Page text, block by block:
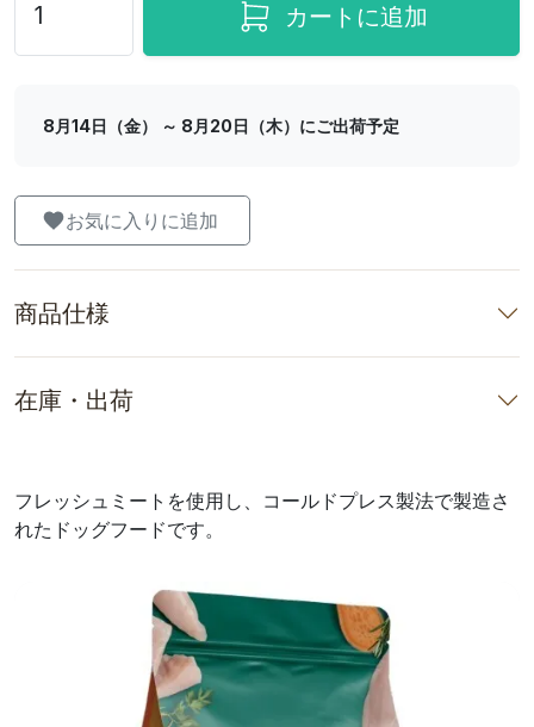
カートに追加
8月14日（金） ～ 8月20日（木）にご出荷予定
お気に入りに追加
商品仕様
在庫・出荷
フレッシュミートを使用し、コールドプレス製法で製造さ
れたドッグフードです。